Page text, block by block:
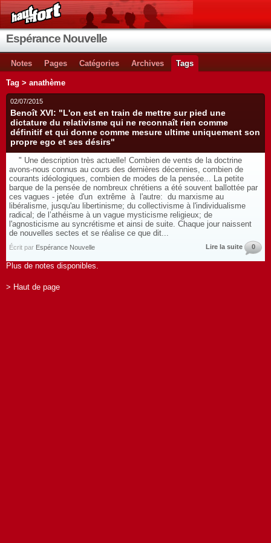
Espérance Nouvelle
Notes Pages Catégories Archives Tags
Tag > anathème
02/07/2015
Benoît XVI: "L'on est en train de mettre sur pied une
dictature du relativisme qui ne reconnaît rien comme
définitif et qui donne comme mesure ultime uniquement son
propre ego et ses désirs"
" Une description très actuelle! Combien de vents de la doctrine
avons-nous connus au cours des dernières décennies, combien de
courants idéologiques, combien de modes de la pensée... La petite
barque de la pensée de nombreux chrétiens a été souvent ballottée par
ces vagues - jetée d'un extrême à l'autre: du marxisme au
libéralisme, jusqu'au libertinisme; du collectivisme à l'individualisme
radical; de l’athéisme à un vague mysticisme religieux; de
l'agnosticisme au syncrétisme et ainsi de suite. Chaque jour naissent
de nouvelles sectes et se réalise ce que dit...
Écrit par Espérance Nouvelle Lire la suite 0
Plus de notes disponibles.
> Haut de page